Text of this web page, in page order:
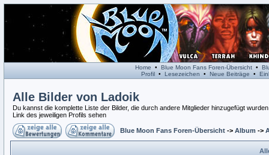
Home • Blue Moon Fans Foren-Übersicht•
Profil• Lesezeichen • Neue Beiträge •
Alle Bilder von Ladoik
Du kannst die komplette Liste der Bilder, die durch andere Mitglieder hinzugefügt
Link des jeweiligen Profils sehen
Blue Moon Fans Foren-Übersicht -> Album ->